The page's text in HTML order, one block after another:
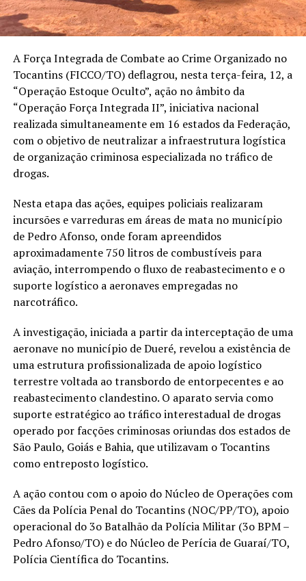
A Força Integrada de Combate ao Crime Organizado no
Tocantins (FICCO/TO) deflagrou, nesta terça-feira, 12, a
“Operação Estoque Oculto”, ação no âmbito da
“Operação Força Integrada II”, iniciativa nacional
realizada simultaneamente em 16 estados da Federação,
com o objetivo de neutralizar a infraestrutura logística
de organização criminosa especializada no tráfico de
drogas.
Nesta etapa das ações, equipes policiais realizaram
incursões e varreduras em áreas de mata no município
de Pedro Afonso, onde foram apreendidos
aproximadamente 750 litros de combustíveis para
aviação, interrompendo o fluxo de reabastecimento e o
suporte logístico a aeronaves empregadas no
narcotráfico.
A investigação, iniciada a partir da interceptação de uma
aeronave no município de Dueré, revelou a existência de
uma estrutura profissionalizada de apoio logístico
terrestre voltada ao transbordo de entorpecentes e ao
reabastecimento clandestino. O aparato servia como
suporte estratégico ao tráfico interestadual de drogas
operado por facções criminosas oriundas dos estados de
São Paulo, Goiás e Bahia, que utilizavam o Tocantins
como entreposto logístico.
A ação contou com o apoio do Núcleo de Operações com
Cães da Polícia Penal do Tocantins (NOC/PP/TO), apoio
operacional do 3o Batalhão da Polícia Militar (3o BPM –
Pedro Afonso/TO) e do Núcleo de Perícia de Guaraí/TO,
Polícia Científica do Tocantins.